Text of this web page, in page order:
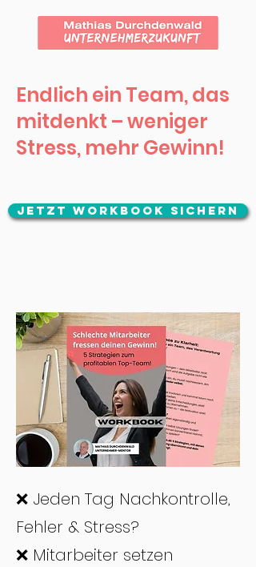
Endlich ein Team, das
mitdenkt – weniger
Stress, mehr Gewinn!
Jetzt Workbook sichern
❌ Jeden Tag Nachkontrolle,
Fehler & Stress?
❌ Mitarbeiter setzen